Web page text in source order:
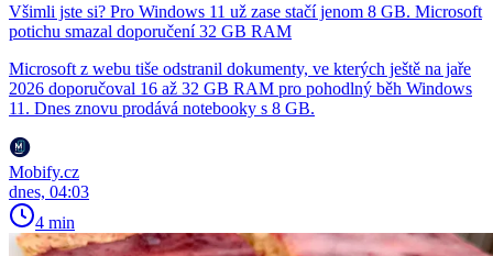
Všimli jste si? Pro Windows 11 už zase stačí jenom 8 GB. Microsoft
potichu smazal doporučení 32 GB RAM
Microsoft z webu tiše odstranil dokumenty, ve kterých ještě na jaře
2026 doporučoval 16 až 32 GB RAM pro pohodlný běh Windows
11. Dnes znovu prodává notebooky s 8 GB.
Mobify.cz
dnes, 04:03
4 min